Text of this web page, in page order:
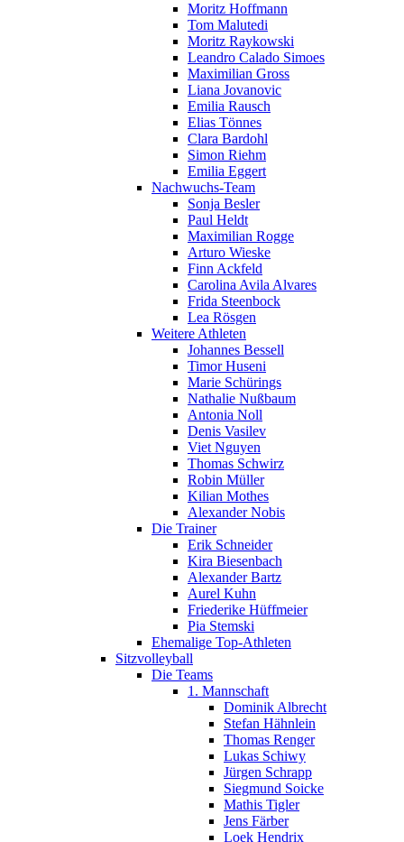
Moritz Hoffmann
Tom Malutedi
Moritz Raykowski
Leandro Calado Simoes
Maximilian Gross
Liana Jovanovic
Emilia Rausch
Elias Tönnes
Clara Bardohl
Simon Riehm
Emilia Eggert
Nachwuchs-Team
Sonja Besler
Paul Heldt
Maximilian Rogge
Arturo Wieske
Finn Ackfeld
Carolina Avila Alvares
Frida Steenbock
Lea Rösgen
Weitere Athleten
Johannes Bessell
Timor Huseni
Marie Schürings
Nathalie Nußbaum
Antonia Noll
Denis Vasilev
Viet Nguyen
Thomas Schwirz
Robin Müller
Kilian Mothes
Alexander Nobis
Die Trainer
Erik Schneider
Kira Biesenbach
Alexander Bartz
Aurel Kuhn
Friederike Hüffmeier
Pia Stemski
Ehemalige Top-Athleten
Sitzvolleyball
Die Teams
1. Mannschaft
Dominik Albrecht
Stefan Hähnlein
Thomas Renger
Lukas Schiwy
Jürgen Schrapp
Siegmund Soicke
Mathis Tigler
Jens Färber
Loek Hendrix